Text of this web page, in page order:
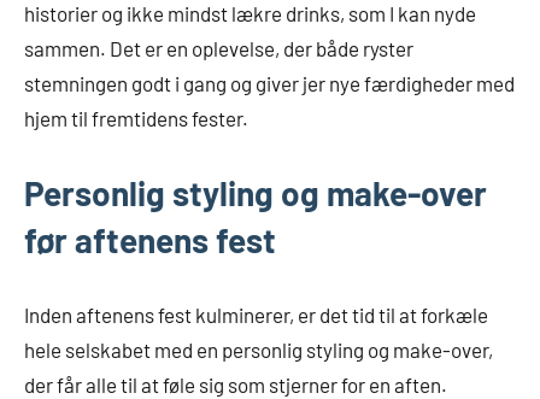
historier og ikke mindst lækre drinks, som I kan nyde
sammen. Det er en oplevelse, der både ryster
stemningen godt i gang og giver jer nye færdigheder med
hjem til fremtidens fester.
Personlig styling og make-over
før aftenens fest
Inden aftenens fest kulminerer, er det tid til at forkæle
hele selskabet med en personlig styling og make-over,
der får alle til at føle sig som stjerner for en aften.